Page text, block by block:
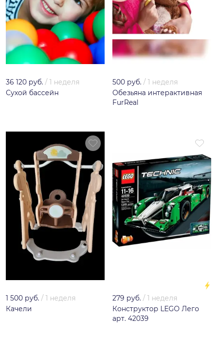
36 120 руб. / 1 неделя
Сухой бассейн
500 руб. / 1 неделя
Обезьяна интерактивная
FurReal
1 500 руб. / 1 неделя
Качели
279 руб. / 1 неделя
Конструктор LEGO Лего
арт. 42039